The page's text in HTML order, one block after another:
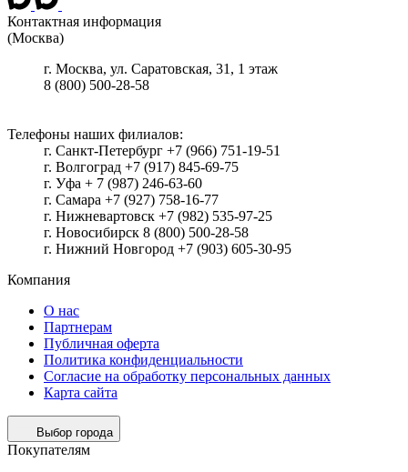
Контактная информация
(Москва)
г. Москва, ул. Саратовская, 31, 1 этаж
8 (800) 500-28-58
Телефоны наших филиалов:
г. Санкт-Петербург +7 (966) 751-19-51
г. Волгоград +7 (917) 845-69-75
г. Уфа + 7 (987) 246-63-60
г. Самара +7 (927) 758-16-77
г. Нижневартовск +7 (982) 535-97-25
г. Новосибирск 8 (800) 500-28-58
г. Нижний Новгород +7 (903) 605-30-95
Компания
О нас
Партнерам
Публичная оферта
Политика конфиденциальности
Согласие на обработку персональных данных
Карта сайта
Выбор города
Покупателям